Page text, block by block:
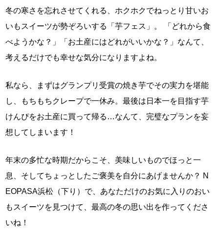
冬の寒さを忘れさせてくれる、ホクホクでねっとり甘いお
いもスイーツが勢ぞろいする「芋フェス」。 「どれから食
べようかな？」「お土産にはどれがいいかな？」なんて、
考えるだけでも幸せな気分になりますよね。
私なら、まずはグランプリ受賞の焼き芋でその実力を堪能
し、もちもちクレープで一休み。最後は日本一を目指す芋
けんぴをお土産に買って帰る…なんて、完璧なプランを妄
想してしまいます！
年末の多忙な時期だからこそ、美味しいものでほっと一
息、そしてちょっとしたご褒美を自分にあげませんか？ N
EOPASA浜松（下り）で、あなただけのお気に入りのおい
もスイーツを見つけて、最高の冬の思い出を作ってくださ
いね！